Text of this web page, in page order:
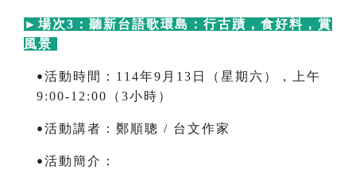
► 場次3：聽新台語歌環島：行古蹟，食好料，賞
風景
•活動時間：114年9月13日（星期六），上午
9:00-12:00（3小時）
•活動講者：鄭順聰 / 台文作家
•活動簡介：